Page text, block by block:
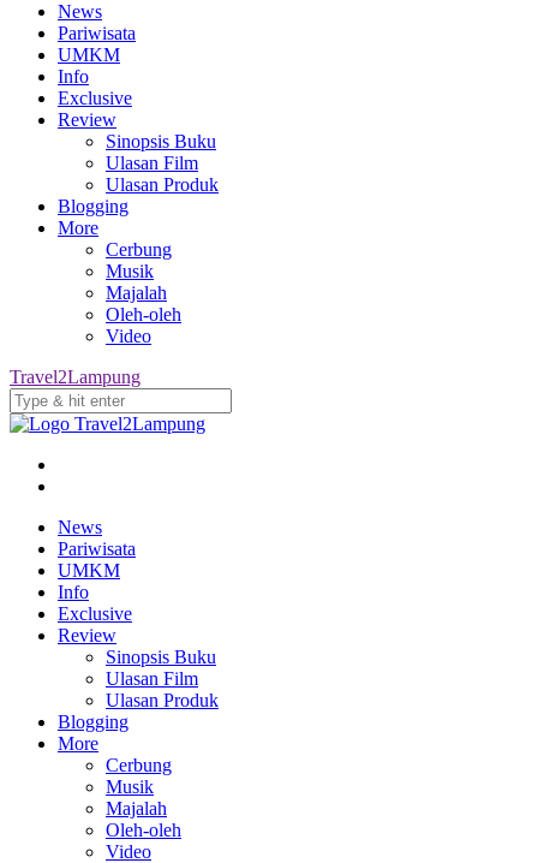
News
Pariwisata
UMKM
Info
Exclusive
Review
Sinopsis Buku
Ulasan Film
Ulasan Produk
Blogging
More
Cerbung
Musik
Majalah
Oleh-oleh
Video
Travel2Lampung
News
Pariwisata
UMKM
Info
Exclusive
Review
Sinopsis Buku
Ulasan Film
Ulasan Produk
Blogging
More
Cerbung
Musik
Majalah
Oleh-oleh
Video